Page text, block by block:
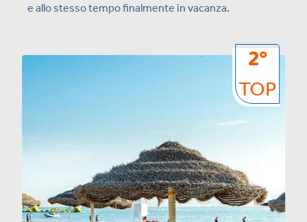
e allo stesso tempo finalmente in vacanza.
2°